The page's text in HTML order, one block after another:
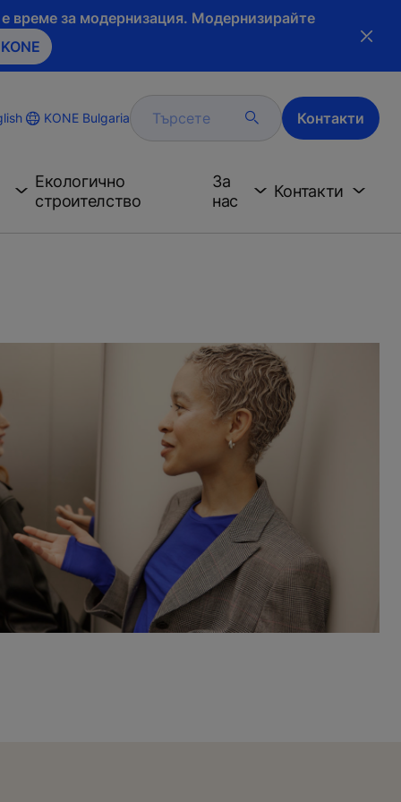
време за модернизация. Модернизирайте
KONE Bulgaria Търсете Контакти
Екологично
строителство
За
нас
Контакти